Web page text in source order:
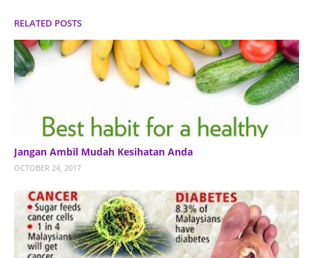
RELATED POSTS
Jangan Ambil Mudah Kesihatan Anda
OCTOBER 24, 2017